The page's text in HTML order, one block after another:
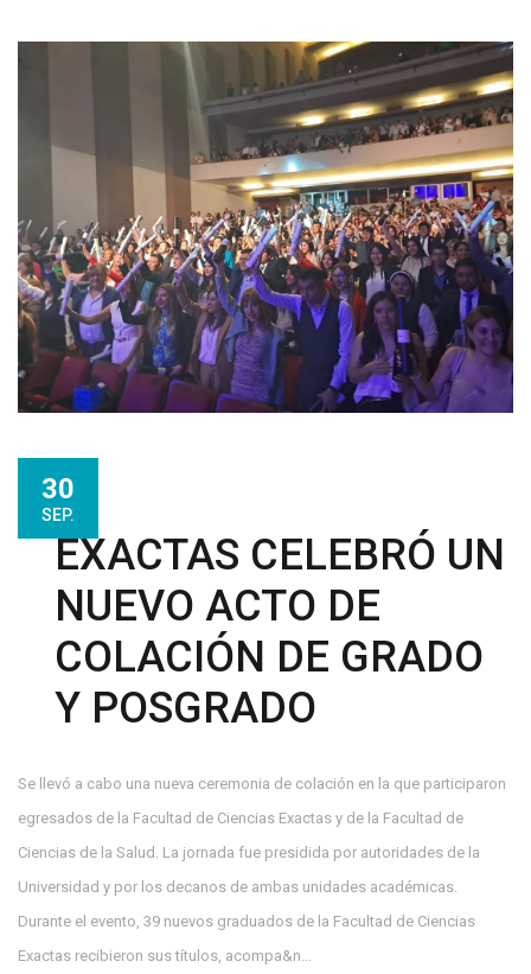
30
SEP.
EXACTAS CELEBRÓ UN
NUEVO ACTO DE
COLACIÓN DE GRADO
Y POSGRADO
Se llevó a cabo una nueva ceremonia de colación en la que participaron
egresados de la Facultad de Ciencias Exactas y de la Facultad de
Ciencias de la Salud. La jornada fue presidida por autoridades de la
Universidad y por los decanos de ambas unidades académicas.
Durante el evento, 39 nuevos graduados de la Facultad de Ciencias
Exactas recibieron sus títulos, acompa&n...